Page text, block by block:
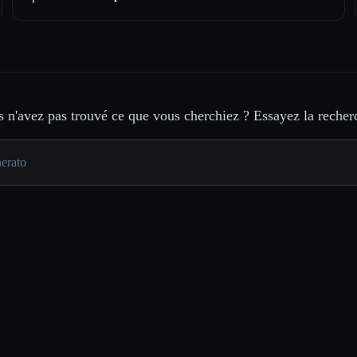
n'avez pas trouvé ce que vous cherchiez ? Essayez la